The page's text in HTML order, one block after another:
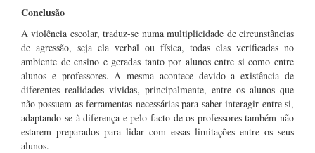
Conclusão
A violência escolar, traduz-se numa multiplicidade de circunstâncias
de agressão, seja ela verbal ou física, todas elas verificadas no
ambiente de ensino e geradas tanto por alunos entre si como entre
alunos e professores. A mesma acontece devido a existência de
diferentes realidades vividas, principalmente, entre os alunos que
não possuem as ferramentas necessárias para saber interagir entre si,
adaptando-se à diferença e pelo facto de os professores também não
estarem preparados para lidar com essas limitações entre os seus
alunos.